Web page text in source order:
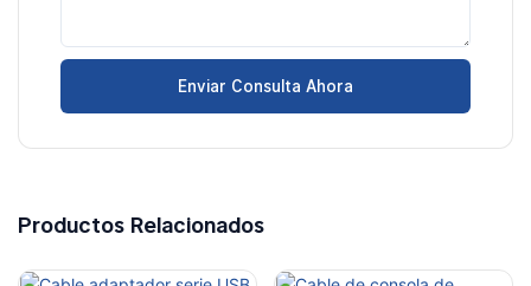
Enviar Consulta Ahora
Productos Relacionados